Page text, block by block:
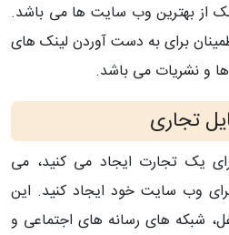
از بهترین وب سایت ها می باشد.
برای به دست آوردن لینک های
و نشریات می باشد.
تجاری
یک تجارت ایجاد می کنید، می
وب سایت خود ایجاد کنید. این
شبکه های رسانه های اجتماعی و